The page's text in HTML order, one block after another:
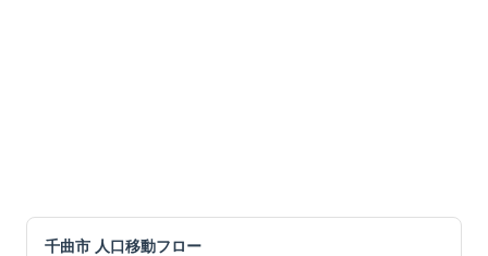
千曲市 人口移動フロー